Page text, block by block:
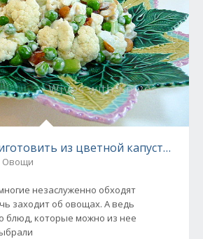
из цветной капусты - 4
Овощи
незаслуженно обходят
заходит об овощах. А ведь
блюд, которые можно из нее